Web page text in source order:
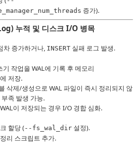
증가).
누적 및 디스크 I/O 병목
차 증가하거나, INSERT 실패 로그 발생.
작업을 WAL에 기록 후 메모리
저장.
삭제/생성으로 WAL 파일이 즉시 정리되지 않
족 발생 가능.
이 저장되는 경우 I/O 경합 심화.
할당 (--fs_wal_dir 설정).
리 스크립트 추가.